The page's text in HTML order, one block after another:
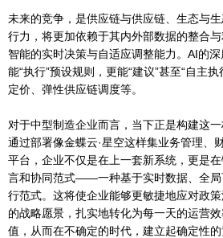
未来的竞争，是供应链与供应链、生态与
行力，将更加依赖于其内外部数据的整合
智能的实时决策与自适应调整能力。AI的
能“执行”预设规则，更能“建议”甚至“自主
定价、弹性供应链调度等。
对于中型制造企业而言，当下正是构建这一
通过部署像金蝶云·星空这样集业务管理、
平台，企业不仅是在上一套新系统，更是
言和协同范式——一种基于实时数据、全局
行范式。这将使企业能够更敏捷地应对政
的战略愿景，扎实地转化为每一天的运营
值，从而在不确定的时代，建立起确定性